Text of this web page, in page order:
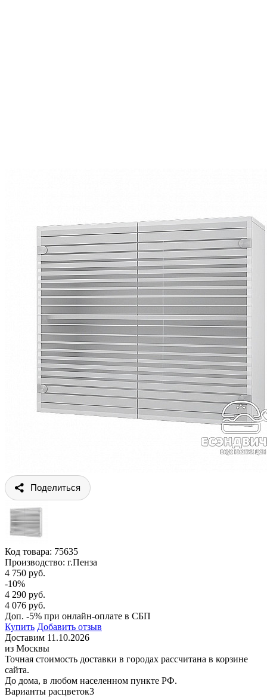
Поделиться
Код товара: 75635
Производство: г.Пенза
4 750 руб.
-10%
4 290 руб.
4 076 руб.
Доп. -5% при онлайн-оплате в СБП
Купить Добавить отзыв
Доставим 11.10.2026
из Москвы
Точная стоимость доставки в городах рассчитана в корзине
сайта.
До дома, в любом населенном пункте РФ.
Варианты расцветок3